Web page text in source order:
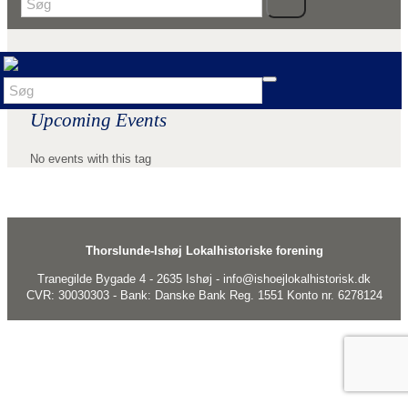
Upcoming Events
No events with this tag
Thorslunde-Ishøj Lokalhistoriske forening
Tranegilde Bygade 4 - 2635 Ishøj - info@ishoejlokalhistorisk.dk
CVR: 30030303 - Bank: Danske Bank Reg. 1551 Konto nr. 6278124